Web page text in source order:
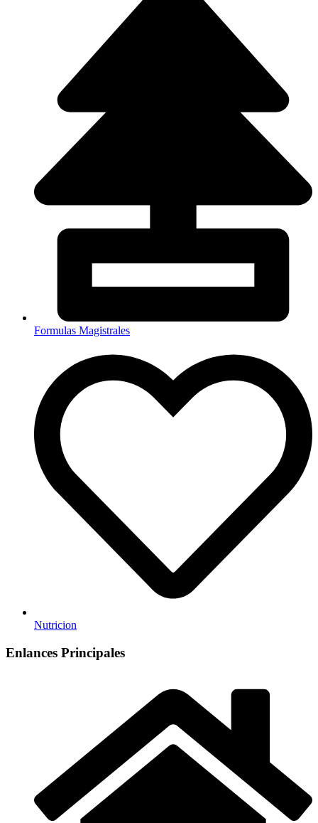
Formulas Magistrales
Nutricion
Enlances Principales